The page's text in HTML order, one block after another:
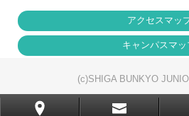
アクセスマッ
キャンパスマッ
(c)SHIGA BUNKYO